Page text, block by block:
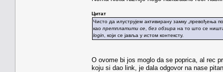
Цитат
Чисто да илуструјем активирану замку „превођења
као претплатити се без обзира на то што се
login , који се јавља у истом контексту.
O ovome bi jos moglo da se poprica, al rec
koju si dao link, je dala odgovor na nase